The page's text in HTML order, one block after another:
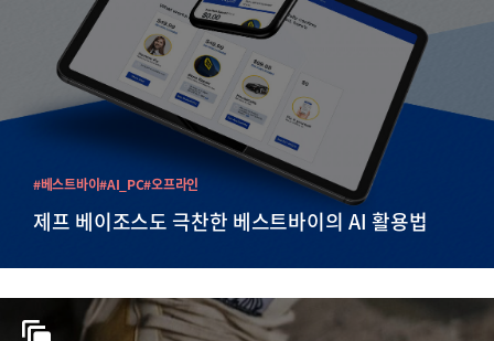
제프 베이조스도 극찬한 베스트바이의 AI 활용법
#베스트바이#AI_PC#오프라인